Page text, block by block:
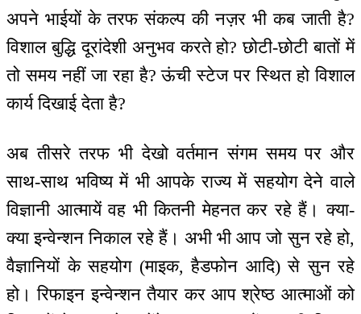
अपने भाईयों के तरफ संकल्प की नज़र भी कब जाती है?
विशाल बुद्धि दूरांदेशी अनुभव करते हो? छोटी-छोटी बातों में
तो समय नहीं जा रहा है? ऊंची स्टेज पर स्थित हो विशाल
कार्य दिखाई देता है?
अब तीसरे तरफ भी देखो वर्तमान संगम समय पर और
साथ-साथ भविष्य में भी आपके राज्य में सहयोग देने वाले
विज्ञानी आत्मायें वह भी कितनी मेहनत कर रहे हैं। क्या-
क्या इन्वेन्शन निकाल रहे हैं। अभी भी आप जो सुन रहे हो,
वैज्ञानियों के सहयोग (माइक, हैडफोन आदि) से सुन रहे
हो। रिफाइन इन्वेन्शन तैयार कर आप श्रेष्ठ आत्माओं को